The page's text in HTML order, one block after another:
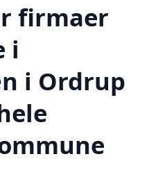
firmaer
i
i Ordrup